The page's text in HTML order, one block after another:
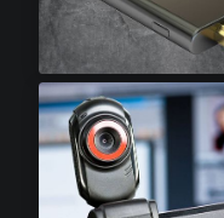
迷你电脑棒​